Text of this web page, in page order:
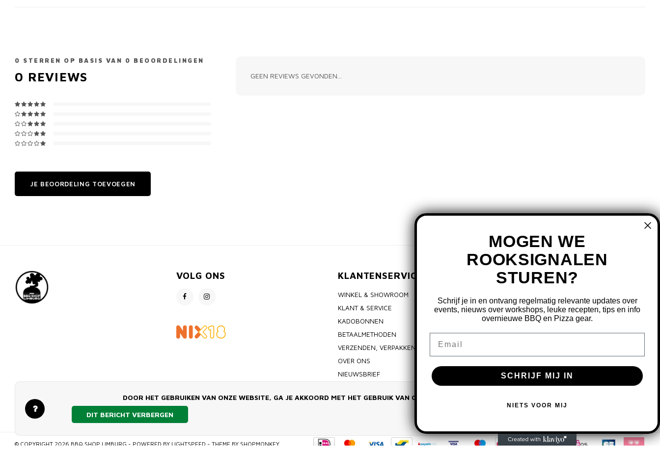
0 STERREN OP BASIS VAN 0 BEOORDELINGEN
0 REVIEWS
JE BEOORDELING TOEVOEGEN
GEEN REVIEWS GEVONDEN...
VOLG ONS KLANTENSERVICE
WINKEL & SHOWROOM
KLANT & SERVICE
KADOBONNEN
BETAALMETHODEN
VERZENDEN, VERPAKKEN & RETOURNEREN
OVER ONS
NIEUWSBRIEF
PRIVACY POLICY
MIJN ACCOUNT
MIJN BESTELLINGEN
MIJN TICKETS
MIJN VERLANGLIJST
© COPYRIGHT 2026 BBQ SHOP LIMBURG - POWERED BY LIGHTSPEED - THEME BY SHOPMONKEY
DOOR HET GEBRUIKEN VAN ONZE WEBSITE, GA JE AKKOORD MET HET GEBRUIK VAN COOKIES OM ONZE WEBSITE TE VERBETEREN.
DIT BERICHT VERBERGEN
MOGEN WE
ROOKSIGNALEN
STUREN?
Schrijf je in en ontvang regelmatig relevante updates over
events, nieuws over workshops, leuke recepten, tips en info
overnieuwe BBQ en Pizza gear.
SCHRIJF MIJ IN
NIETS VOOR MIJ